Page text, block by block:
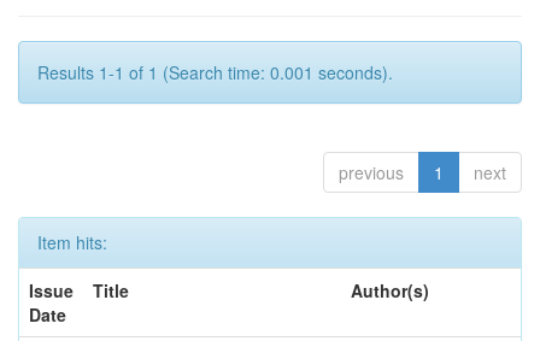
Results 1-1 of 1 (Search time: 0.001 seconds).
previous 1 next
Item hits:
Issue
Date
Title Author(s)